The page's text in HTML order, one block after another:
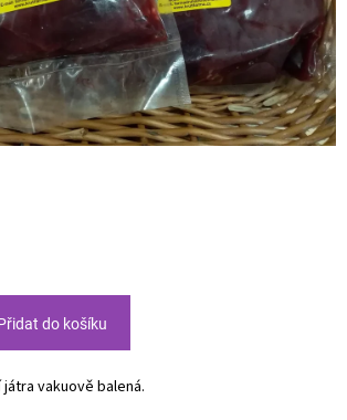
do košíku
vakuově balená.